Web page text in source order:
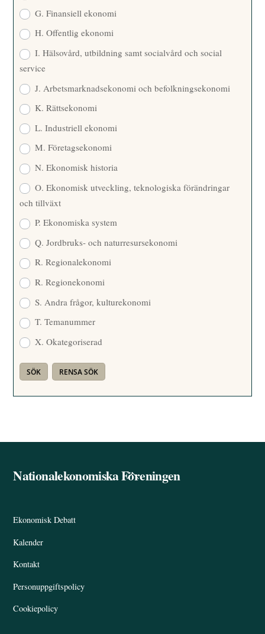
G. Finansiell ekonomi
H. Offentlig ekonomi
I. Hälsovård, utbildning samt socialvård och social
service
J. Arbetsmarknadsekonomi och befolkningsekonomi
K. Rättsekonomi
L. Industriell ekonomi
M. Företagsekonomi
N. Ekonomisk historia
O. Ekonomisk utveckling, teknologiska förändringar
och tillväxt
P. Ekonomiska system
Q. Jordbruks- och naturresursekonomi
R. Regionalekonomi
R. Regionekonomi
S. Andra frågor, kulturekonomi
T. Temanummer
X. Okategoriserad
Back
Nationalekonomiska Föreningen
Ekonomisk Debatt
Kalender
Kontakt
Personuppgiftspolicy
Cookiepolicy